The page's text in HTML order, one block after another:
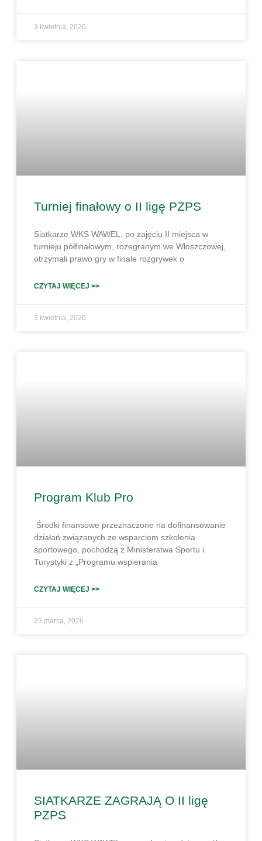
3 kwietnia, 2026
Turniej finałowy o II ligę PZPS
Siatkarze WKS WAWEL, po zajęciu II miejsca w
turnieju półfinałowym, rozegranym we Włoszczowej,
otrzymali prawo gry w finale rozgrywek o
CZYTAJ WIĘCEJ >>
3 kwietnia, 2026
Program Klub Pro
Środki finansowe przeznaczone na dofinansowanie
działań związanych ze wsparciem szkolenia
sportowego, pochodzą z Ministerstwa Sportu i
Turystyki z „Programu wspierania
CZYTAJ WIĘCEJ >>
23 marca, 2026
SIATKARZE ZAGRAJĄ O II ligę
PZPS